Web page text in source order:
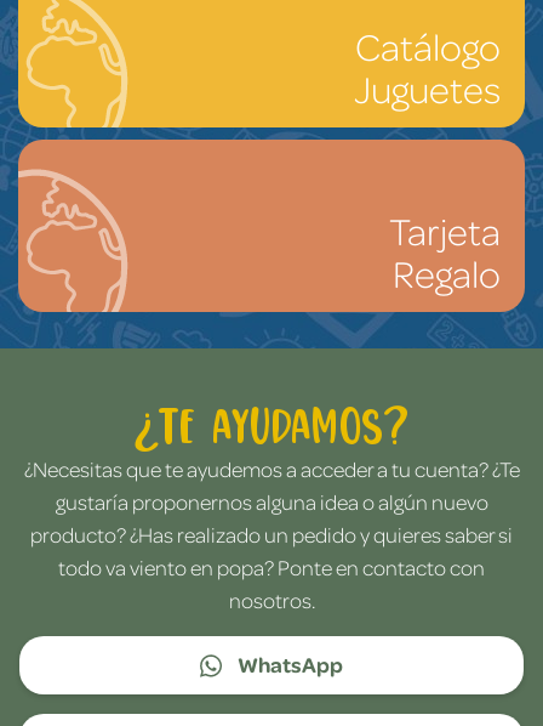
Catálogo
Juguetes
Tarjeta
Regalo
¿Te ayudamos?
¿Necesitas que te ayudemos a acceder a tu cuenta? ¿Te
gustaría proponernos alguna idea o algún nuevo
producto? ¿Has realizado un pedido y quieres saber si
todo va viento en popa? Ponte en contacto con
nosotros.
WhatsApp